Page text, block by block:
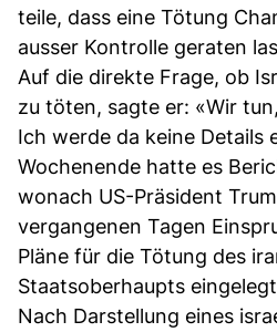
teile, dass eine Tötung
ausser Kontrolle geraten
Auf die direkte Frage, ob
zu töten, sagte er: «Wir
Ich werde da keine Details
Wochenende hatte es
wonach US-Präsident
vergangenen Tagen
Pläne für die Tötung des
Staatsoberhaupts
Nach Darstellung eines